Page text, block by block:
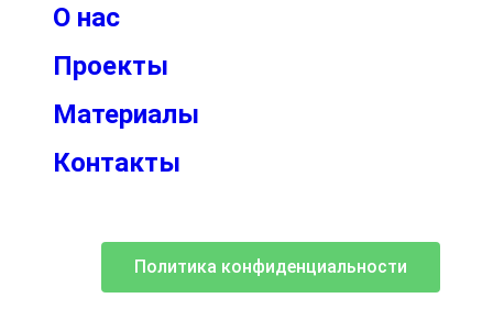
О нас
Проекты
Материалы
Контакты
Политика конфиденциальности